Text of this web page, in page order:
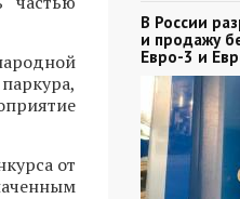
от
В России
и продажу
Евро-3 и